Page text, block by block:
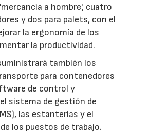
a hombre', cuatro
y dos para palets, con el
la ergonomía de los
la productividad.
también los
para contenedores
de control y
sistema de gestión de
las estanterías y el
los puestos de trabajo.